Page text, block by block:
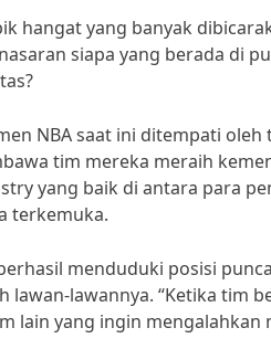
hangat yang banyak
siapa yang berada di
NBA saat ini ditempati
tim mereka meraih
yang baik di antara para
terkemuka.
menduduki posisi
lawannya. “Ketika tim
lain yang ingin mengalahkan